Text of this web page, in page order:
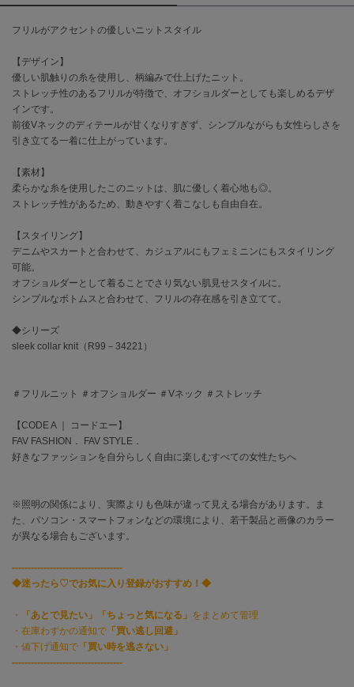
Clarks Premium
クラークス
CODE A
コードエー
COLE HAAN
CONVERSE
コンバース
DANSKIN
ダンスキン
EIMY ISTOIRE
エイミー イストワール
エミ
emmi atelier
エミ アトリエ
ETRÉ TOKYO
エトレトウキョウ
アイ
FILA
フィラ
フリルがアクセントの優しいニットスタイル
【デザイン】
優しい肌触りの糸を使用し、柄編みで仕上げたニット。
ストレッチ性のあるフリルが特徴で、オフショルダーとしても楽しめるデザ
インです。
前後Vネックのディテールが甘くなりすぎず、シンプルながらも女性らしさを
引き立てる一着に仕上がっています。
【素材】
柔らかな糸を使用したこのニットは、肌に優しく着心地も◎。
ストレッチ性があるため、動きやすく着こなしも自由自在。
【スタイリング】
デニムやスカートと合わせて、カジュアルにもフェミニンにもスタイリング
可能。
オフショルダーとして着ることでさり気ない肌見せスタイルに。
シンプルなボトムスと合わせて、フリルの存在感を引き立てて。
◆シリーズ
sleek collar knit（R99－34221）
＃フリルニット ＃オフショルダー ＃Vネック ＃ストレッチ
【CODE A ｜ コードエー】
FAV FASHION． FAV STYLE．
好きなファッションを自分らしく自由に楽しむすべての女性たちへ
※照明の関係により、実際よりも色味が違って見える場合があります。ま
た、パソコン・スマートフォンなどの環境により、若干製品と画像のカラー
が異なる場合もございます。
-----------------------------------
◆迷ったら♡でお気に入り登録がおすすめ！◆
・ 「あとで見たい」「ちょっと気になる」 をまとめて管理
・在庫わずかの通知で 「買い逃し回避」
・値下げ通知で 「買い時を逃さない」
-----------------------------------